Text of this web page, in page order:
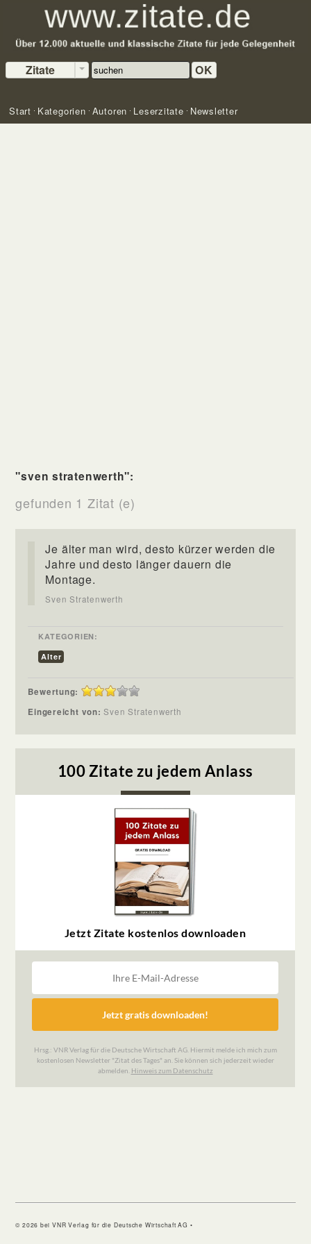
Zitate OK
Start Kategorien Autoren Leserzitate Newsletter
"sven stratenwerth":
gefunden 1 Zitat (e)
Je älter man wird, desto kürzer werden die
Jahre und desto länger dauern die
Montage.
Sven Stratenwerth
KATEGORIEN:
Alter
Bewertung:
Eingereicht von:Sven Stratenwerth
© 2026 bei VNR Verlag für die Deutsche Wirtschaft AG •